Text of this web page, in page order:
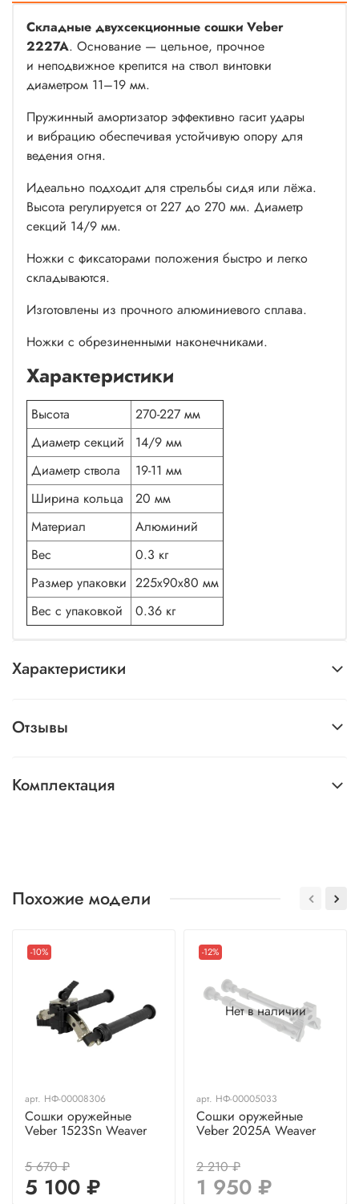
Складные двухсекционные сошки Veber
2227A. Основание — цельное, прочное
и неподвижное крепится на ствол винтовки
диаметром 11–19 мм.
Пружинный амортизатор эффективно гасит удары
и вибрацию обеспечивая устойчивую опору для
ведения огня.
Идеально подходит для стрельбы сидя или лёжа.
Высота регулируется от 227 до 270 мм. Диаметр
секций 14/9 мм.
Ножки с фиксаторами положения быстро и легко
складываются.
Изготовлены из прочного алюминиевого сплава.
Ножки с обрезиненными наконечниками.
Характеристики
Высота
270-227 мм
Диаметр секций
14/9 мм
Диаметр ствола
19-11 мм
Ширина кольца
20 мм
Материал
Алюминий
Вес
0.3 кг
Размер упаковки 225х90х80 мм
Вес с упаковкой
0.36 кг
Характеристики
Отзывы
Комплектация
Похожие модели
-10%
арт. НФ-00008306
Сошки оружейные
Veber 1523Sn Weaver
5 670 ₽
5 100 ₽
Нет в наличии
-12%
арт. НФ-00005033
Сошки оружейные
Veber 2025A Weaver
2 210 ₽
1 950 ₽